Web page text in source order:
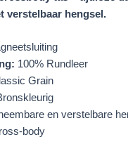
verstelbaar hengsel.
100% Rundleer
Grain
en verstelbare
body